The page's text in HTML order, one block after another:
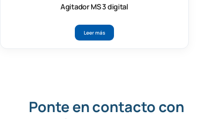
Agitador MS 3 digital
Leer más
Ponte en contacto con